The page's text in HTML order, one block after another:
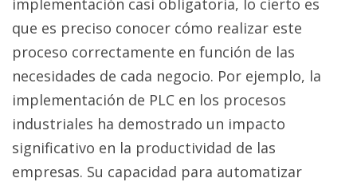
implementación casi obligatoria, lo cierto es
que es preciso conocer cómo realizar este
proceso correctamente en función de las
necesidades de cada negocio. Por ejemplo, la
implementación de PLC en los procesos
industriales ha demostrado un impacto
significativo en la productividad de las
empresas. Su capacidad para automatizar